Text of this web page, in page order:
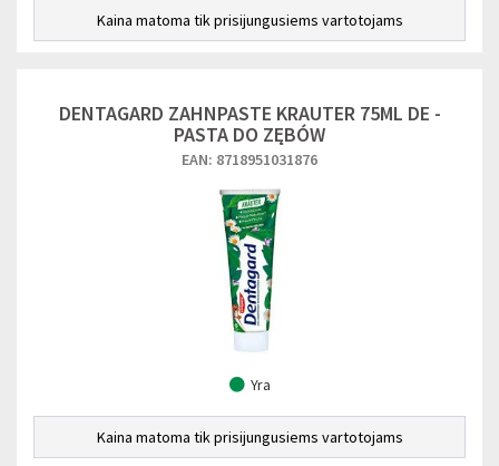
Kaina matoma tik prisijungusiems vartotojams
DENTAGARD ZAHNPASTE KRAUTER 75ML DE -
PASTA DO ZĘBÓW
EAN: 8718951031876
Yra
Kaina matoma tik prisijungusiems vartotojams